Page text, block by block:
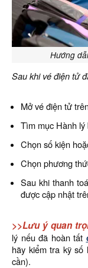
Hướng
Sau khi vé điện tử
Mở vé điện tử
Tìm mục Hành lý
Chọn số kiện
Chọn phương
Sau khi thanh
được cập nhật
>>Lưu ý quan
lý nếu đã hoàn tất
hãy kiểm tra kỹ số
cần).